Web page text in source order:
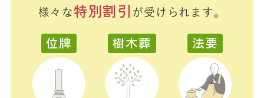
様々な特別割引 が受けられます。
位牌 樹木葬 法要